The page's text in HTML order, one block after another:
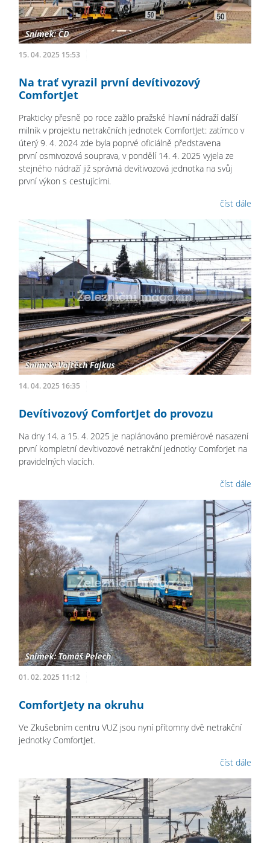
15. 04. 2025 15:53
Na trať vyrazil první devítivozový
ComfortJet
Prakticky přesně po roce zažilo pražské hlavní nádraží další
milník v projektu netrakčních jednotek ComfortJet: zatímco v
úterý 9. 4. 2024 zde byla poprvé oficiálně představena
první osmivozová souprava, v pondělí 14. 4. 2025 vyjela ze
stejného nádraží již správná devítivozová jednotka na svůj
první výkon s cestujícími.
číst dále
14. 04. 2025 16:35
Devítivozový ComfortJet do provozu
Na dny 14. a 15. 4. 2025 je naplánováno premiérové nasazení
první kompletní devítivozové netrakční jednotky ComforJet na
pravidelných vlacích.
číst dále
01. 02. 2025 11:12
ComfortJety na okruhu
Ve Zkušebním centru VUZ jsou nyní přítomny dvě netrakční
jednotky ComfortJet.
číst dále